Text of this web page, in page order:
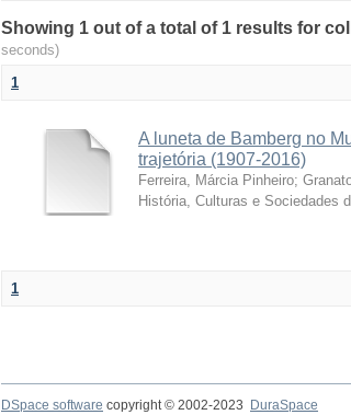
Showing 1 out of a total of 1 results for
seconds)
1
A luneta de Bamberg no
trajetória (1907-2016)
Ferreira, Márcia Pinheiro;
História, Culturas e Sociedades
1
DSpace software copyright © 2002-2023 DuraSpace